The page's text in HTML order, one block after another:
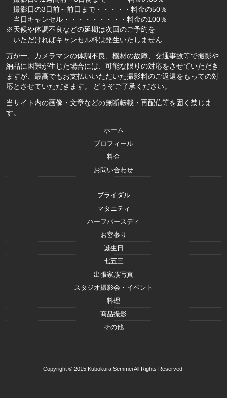
撮影日の3日前～前日まで・・・・・料金の50％
当日キャンセル・・・・・・・・・料金の100％
※天候や体調不良などの延期は次回のご予約を
いただければキャンセル料は発生いたしません
万が一、カメラマンの体調不良、機材の故障、交通事故等で撮影や
納品に困難が生じた場合には、可能な限りの対応をさせていただき
ますが、最高でもお支払いいただいた撮影料のご返還をもっての対
応とさせていただきます。 どうぞご了承ください。
当サイト内の画像・文章などの無断転載・再配信等を固く禁じま
す。
ホーム
プロフィール
料金
お問い合わせ
ブライダル
マタニティ
ハーフバースディ
お宮参り
誕生日
七五三
出張家族写真
スタジオ撮影会・イベント
料理
商品撮影
その他
Copyright © 2015 Kubokura Semmei All Rights Reserved.